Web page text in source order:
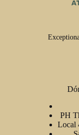
PH
Local